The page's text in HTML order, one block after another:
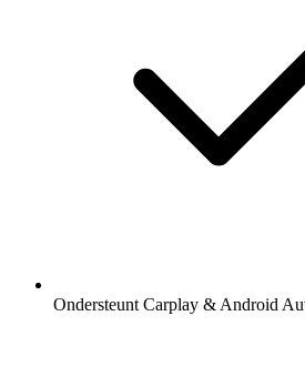
Ondersteunt Carplay & Android